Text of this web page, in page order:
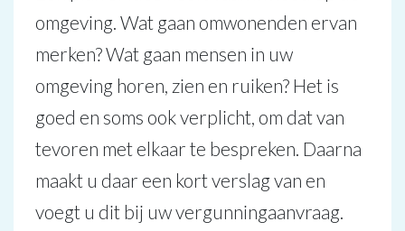
omgeving. Wat gaan omwonenden ervan
merken? Wat gaan mensen in uw
omgeving horen, zien en ruiken? Het is
goed en soms ook verplicht, om dat van
tevoren met elkaar te bespreken. Daarna
maakt u daar een kort verslag van en
voegt u dit bij uw vergunningaanvraag.